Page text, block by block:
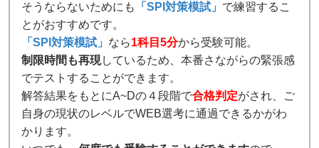
そうならないためにも
「SPI対策模試」 で練習するこ
とがおすすめです。
「SPI対策模試」 なら1科目5分から受験可能。
制限時間も再現しているため、本番さながらの緊張感
でテストすることができます。
解答結果をもとにA~Dの４段階で合格判定がされ、ご
自身の現状のレベルでWEB選考に通過できるかがわ
かります。